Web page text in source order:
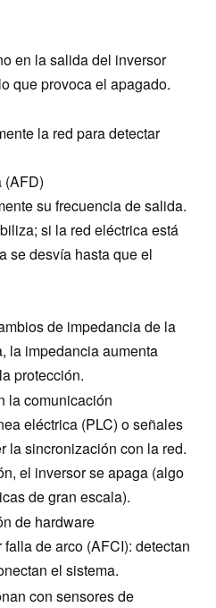
en la salida del inversor
que provoca el apagado.
la red para detectar
(AFD)
su frecuencia de salida.
si la red eléctrica está
se desvía hasta que el
de impedancia de la
la impedancia aumenta
protección.
la comunicación
eléctrica (PLC) o señales
la sincronización con la red.
el inversor se apaga (algo
de gran escala).
de hardware
de arco (AFCI): detectan
el sistema.
con sensores de